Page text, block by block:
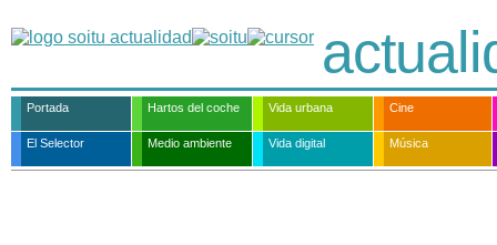
Portada Hartos del coche Vida urbana Cine
El Selector Medio ambiente Vida digital Música